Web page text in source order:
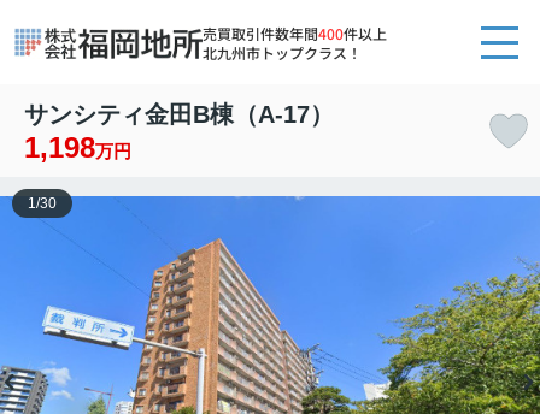
売買取引件数年間400件以上
北九州市トップクラス！
サンシティ金田B棟（A-17）
1,198万円
1/30